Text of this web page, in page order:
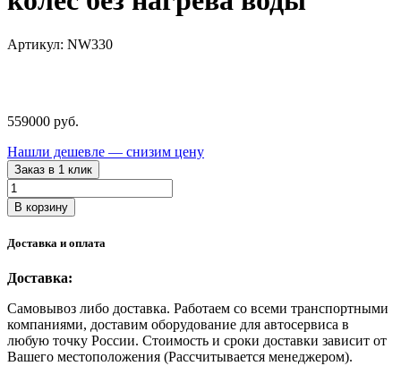
Артикул: NW330
559000 руб.
Нашли дешевле — снизим цену
Заказ в 1 клик
Количество
товара
NW330
Автоматическая
для
без
нагрева
воды
В корзину
Доставка и оплата
Доставка:
Самовывоз либо доставка. Работаем со всеми транспортными
компаниями, доставим оборудование для автосервиса в
любую точку России. Стоимость и сроки доставки зависит от
Вашего местоположения (Рассчитывается менеджером).